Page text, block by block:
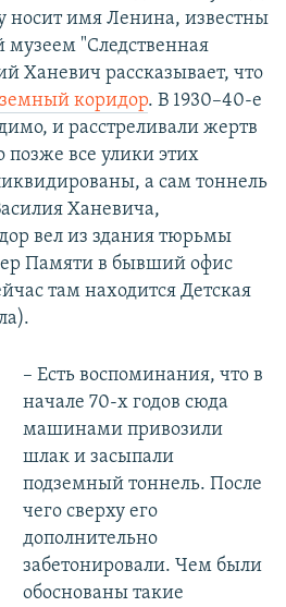
носит имя Ленина, известны
"Следственная
Ханевич рассказывает, что
коридор. В 1930–40-е
и расстреливали жертв
позже все улики этих
а сам тоннель
Ханевича,
вел из здания тюрьмы
Памяти в бывший офис
там находится Детская
​– Есть воспоминания, что в
начале 70-х годов сюда
машинами привозили
шлак и засыпали
подземный тоннель. После
чего сверху его
дополнительно
забетонировали. Чем были
обоснованы такие